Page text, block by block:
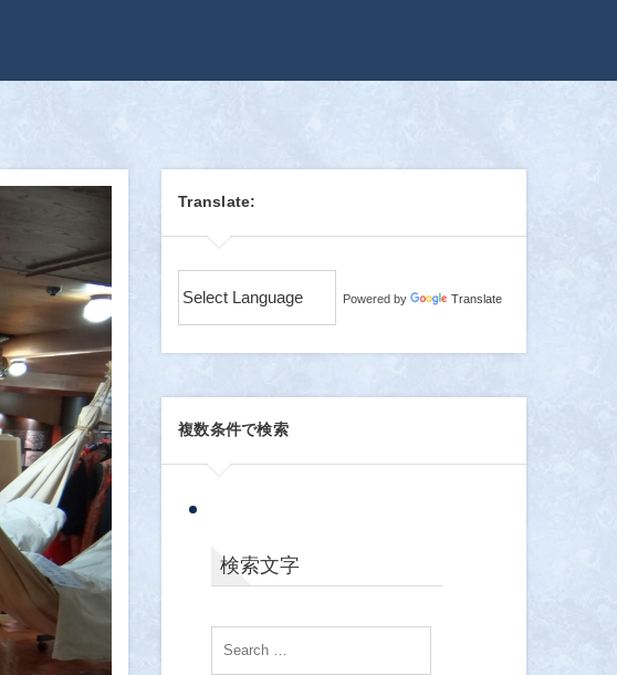
Translate:
Powered by Translate
複数条件で検索
検索文字